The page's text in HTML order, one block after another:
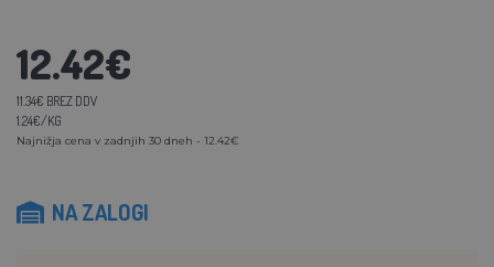
12.42€
11.34€ BREZ DDV
1.24€/KG
Najnižja cena v zadnjih 30 dneh - 12.42€
NA ZALOGI